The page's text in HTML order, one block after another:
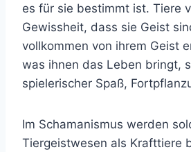
es für sie bestimmt ist. Tiere
Gewissheit, dass sie Geist
vollkommen von ihrem Geist
was ihnen das Leben bringt,
spielerischer Spaß,
Im Schamanismus werden
Tiergeistwesen als Krafttiere